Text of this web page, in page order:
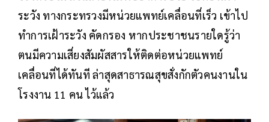
ระวัง ทางกระทรวงมีหน่วยแพทย์เคลื่อนที่เร็ว เข้าไป
ทำการเฝ้าระวัง คัดกรอง หากประชาชนรายใดรู้ว่า
ตนมีความเสี่ยงสัมผัสสารให้ติดต่อหน่วยแพทย์
เคลื่อนที่ได้ทันที ล่าสุดสาธารณสุขสั่งกักตัวคนงานใน
โรงงาน 11 คน ไว้แล้ว